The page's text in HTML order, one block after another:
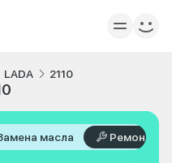
LADA 2110
масла Ремонт